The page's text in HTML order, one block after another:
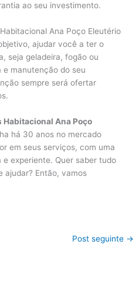
ao seu investimento.
Ana Poço Eleutério
ajudar você a ter o
seja geladeira, fogão ou
e manutenção do seu
sempre será ofertar
Ana Poço
há 30 anos no mercado
em seus serviços, com uma
experiente. Quer saber tudo
ajudar? Então, vamos
Post seguinte →